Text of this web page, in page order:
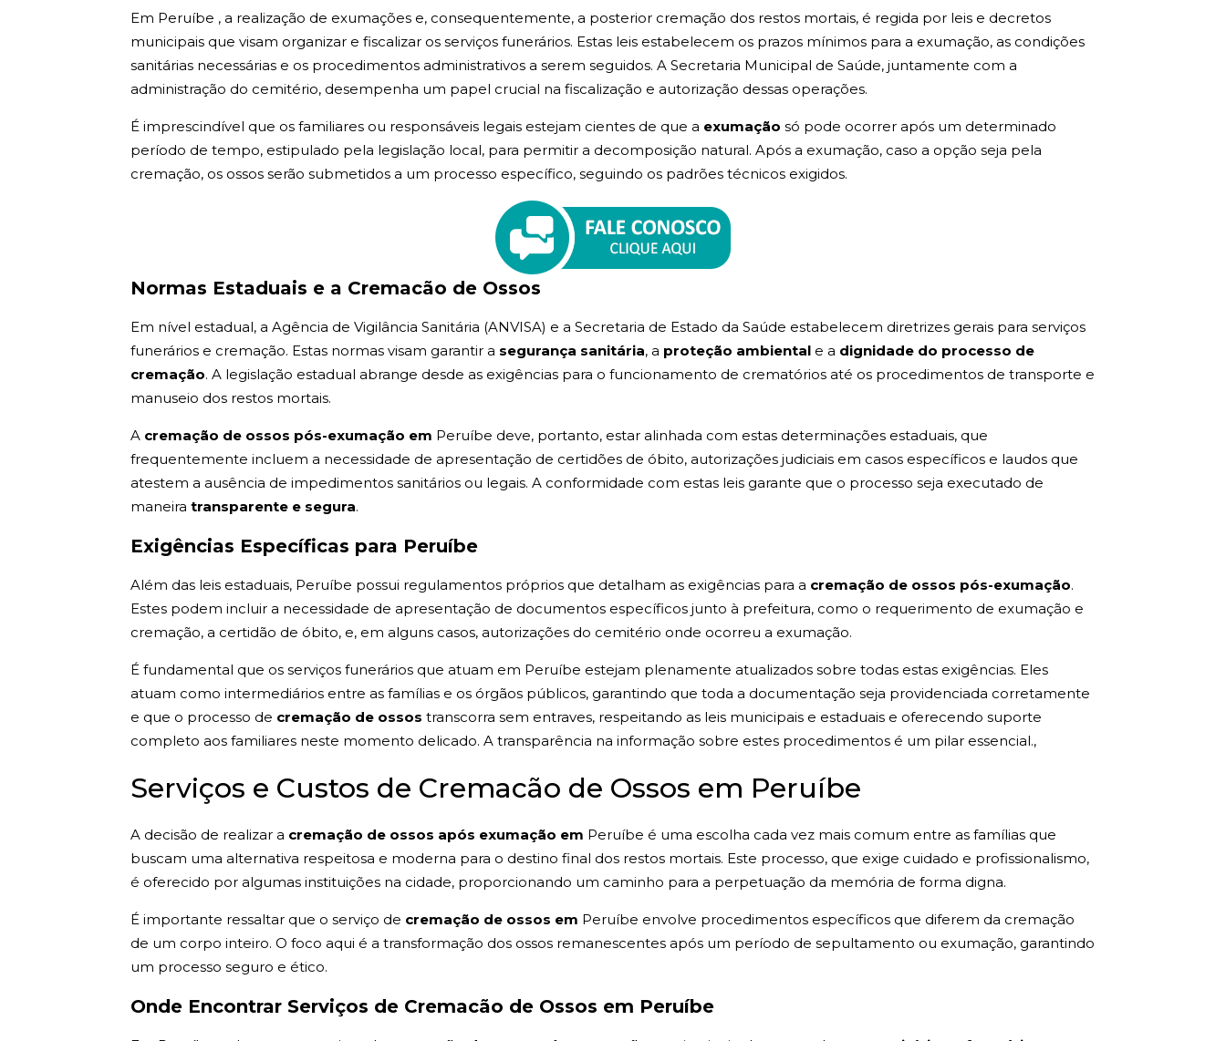
Em Peruíbe , a realização de exumações e, consequentemente, a posterior cremação dos restos mortais, é regida por leis e decretos
municipais que visam organizar e fiscalizar os serviços funerários. Estas leis estabelecem os prazos mínimos para a exumação, as condições
sanitárias necessárias e os procedimentos administrativos a serem seguidos. A Secretaria Municipal de Saúde, juntamente com a
administração do cemitério, desempenha um papel crucial na fiscalização e autorização dessas operações.
É imprescindível que os familiares ou responsáveis legais estejam cientes de que a exumação só pode ocorrer após um determinado
período de tempo, estipulado pela legislação local, para permitir a decomposição natural. Após a exumação, caso a opção seja pela
cremação, os ossos serão submetidos a um processo específico, seguindo os padrões técnicos exigidos.
Normas Estaduais e a Cremacão de Ossos
Em nível estadual, a Agência de Vigilância Sanitária (ANVISA) e a Secretaria de Estado da Saúde estabelecem diretrizes gerais para serviços
funerários e cremação. Estas normas visam garantir a segurança sanitária, a proteção ambientale a dignidade do processo de
cremação. A legislação estadual abrange desde as exigências para o funcionamento de crematórios até os procedimentos de transporte e
manuseio dos restos mortais.
A cremação de ossos pós-exumação em Peruíbe deve, portanto, estar alinhada com estas determinações estaduais, que
frequentemente incluem a necessidade de apresentação de certidões de óbito, autorizações judiciais em casos específicos e laudos que
atestem a ausência de impedimentos sanitários ou legais. A conformidade com estas leis garante que o processo seja executado de
maneira transparente e segura.
Exigências Específicas para Peruíbe
Além das leis estaduais, Peruíbe possui regulamentos próprios que detalham as exigências para a cremação de ossos pós-exumação.
Estes podem incluir a necessidade de apresentação de documentos específicos junto à prefeitura, como o requerimento de exumação e
cremação, a certidão de óbito, e, em alguns casos, autorizações do cemitério onde ocorreu a exumação.
É fundamental que os serviços funerários que atuam em Peruíbe estejam plenamente atualizados sobre todas estas exigências. Eles
atuam como intermediários entre as famílias e os órgãos públicos, garantindo que toda a documentação seja providenciada corretamente
e que o processo de cremação de ossos transcorra sem entraves, respeitando as leis municipais e estaduais e oferecendo suporte
completo aos familiares neste momento delicado. A transparência na informação sobre estes procedimentos é um pilar essencial.,
Serviços e Custos de Cremacão de Ossos em Peruíbe
A decisão de realizar a cremação de ossos após exumação em Peruíbe é uma escolha cada vez mais comum entre as famílias que
buscam uma alternativa respeitosa e moderna para o destino final dos restos mortais. Este processo, que exige cuidado e profissionalismo,
é oferecido por algumas instituições na cidade, proporcionando um caminho para a perpetuação da memória de forma digna.
É importante ressaltar que o serviço de cremação de ossos em Peruíbe envolve procedimentos específicos que diferem da cremação
de um corpo inteiro. O foco aqui é a transformação dos ossos remanescentes após um período de sepultamento ou exumação, garantindo
um processo seguro e ético.
Onde Encontrar Serviços de Cremacão de Ossos em Peruíbe